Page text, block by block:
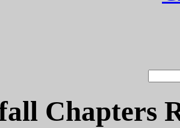
Chapters